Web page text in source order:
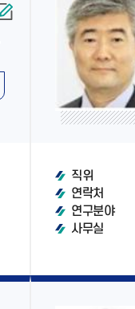
직위
연락처
연구분야
사무실